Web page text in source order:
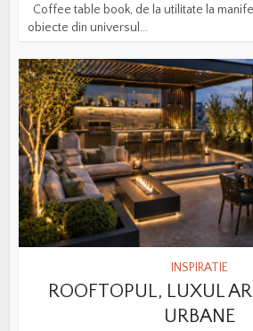
Coffee table book, de la utilitate la
obiecte din universul...
INSPIRATIE
ROOFTOPUL, LUXUL
URBANE